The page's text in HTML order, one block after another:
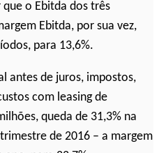
o Ebitda dos três
Ebitda, por sua vez,
para 13,6%.
antes de juros, impostos,
com leasing de
queda de 31,3% na
de 2016 – a margem